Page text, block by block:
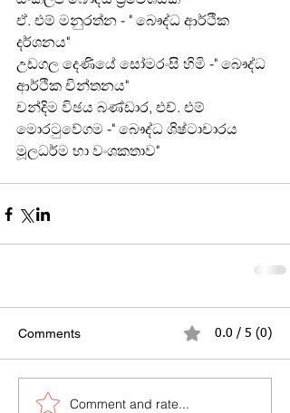
ඒ. එම් මනුරත්න - " බෞද්ධ ආර්ථික
දර්ශනය"
උඩගල දෙණියේ සෝමරංසි හිමි -" බෞද්ධ
ආර්ථික චින්තනය"
චන්දිම විඡය බණ්ඩාර, එච්. එම්
මොරටුවේගම -" බෞද්ධ ශිෂ්ටාචාරය
මූලධර්ම හා වංශකතාව"
Comments 0.0 / 5 (0)
Comment and rate...